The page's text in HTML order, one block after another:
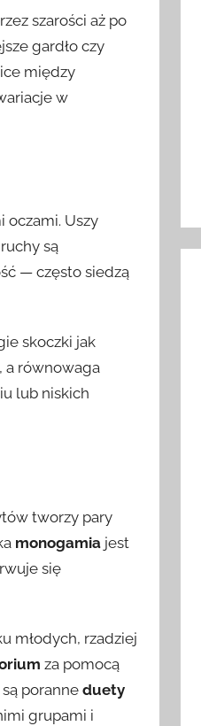
szarości aż po
gardło czy
między
w
oczami. Uszy
są
— często siedzą
skoczki jak
a równowaga
lub niskich
tworzy pary
monogamia jest
się
młodych, rzadziej
za pomocą
poranne duety
grupami i